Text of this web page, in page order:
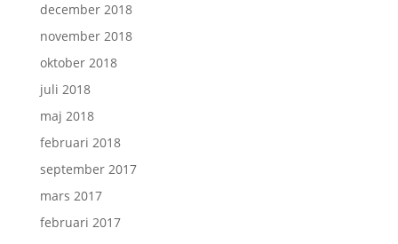
december 2018
november 2018
oktober 2018
juli 2018
maj 2018
februari 2018
september 2017
mars 2017
februari 2017